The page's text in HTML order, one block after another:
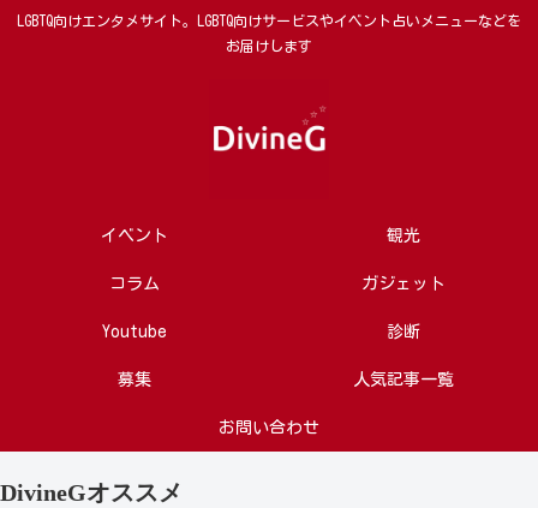
LGBTQ向けエンタメサイト。LGBTQ向けサービスやイベント占いメニューなどを
お届けします
イベント 観光
コラム ガジェット
Youtube 診断
募集 人気記事一覧
お問い合わせ
DivineGオススメ